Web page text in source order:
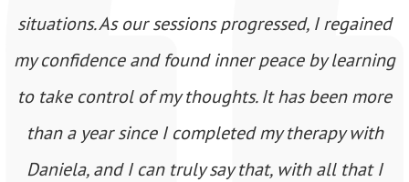
situations. As our sessions progressed, I regained
my confidence and found inner peace by learning
to take control of my thoughts. It has been more
than a year since I completed my therapy with
Daniela, and I can truly say that, with all that I